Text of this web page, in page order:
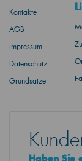
Kontakte
AGB
Impressum
Datenschutz
Grundsätze
Haben Sie